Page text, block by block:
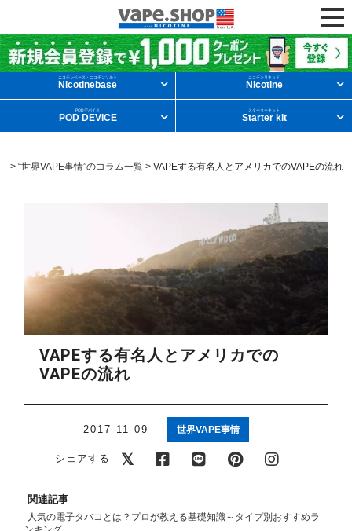
ニコチンリキッドを条件から探す
ニコチンソルト POD型VAPE
アメリカ・カナダ製 日本製（フレーバー）
ニコチンベース・ニコチンソルト
Nicotinebase
ニコチンリキッド
Nicotine
PODデバイス
POD DEVICE
スターターキット
Starter kit
>“世界VAPE事情”のコラム一覧>VAPEする有名人とアメリカでのVAPEの流れ
VAPEする有名人とアメリカでの
VAPEの流れ
2017-11-09 世界VAPE事情
シェアする
関連記事
人気の電子タバコとは？プロが教える基礎知識～タイプ別おすすめラ